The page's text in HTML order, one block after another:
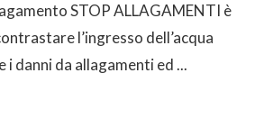
STOP ALLAGAMENTI è
l’ingresso dell’acqua
i danni da allagamenti ed ...